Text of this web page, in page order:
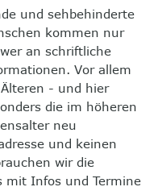
und sehbehinderte
kommen nur
an schriftliche
Vor allem
- und hier
die im höheren
neu
und keinen
wir die
mit Infos und Termine